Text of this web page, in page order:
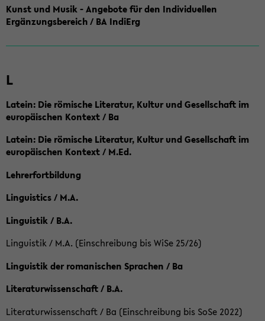
Kunst und Musik - Angebote für den Individuellen
Ergänzungsbereich / BA IndiErg
L
Latein: Die römische Literatur, Kultur und Gesellschaft im
europäischen Kontext / Ba
Latein: Die römische Literatur, Kultur und Gesellschaft im
europäischen Kontext / M.Ed.
Lehrerfortbildung
Linguistics / M.A.
Linguistik / B.A.
Linguistik / M.A. (Einschreibung bis WiSe 25/26)
Linguistik der romanischen Sprachen / Ba
Literaturwissenschaft / B.A.
Literaturwissenschaft / Ba (Einschreibung bis SoSe 2022)